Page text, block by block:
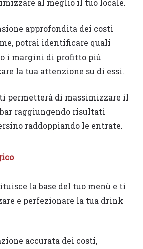
al meglio il tuo locale.
approfondita dei costi
potrai identificare quali
i margini di profitto più
la tua attenzione su di essi.
permetterà di massimizzare il
raggiungendo risultati
raddoppiando le entrate.
la base del tuo menù e ti
e perfezionare la tua drink
accurata dei costi,